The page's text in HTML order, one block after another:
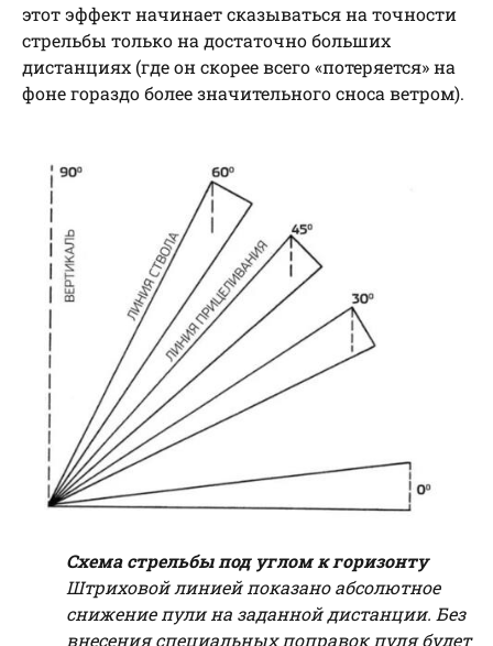
этот эффект начинает сказываться на точности
стрельбы только на достаточно больших
дистанциях (где он скорее всего «потеряется» на
фоне гораздо более значительного сноса ветром).
Схема стрельбы под углом к горизонту
Штриховой линией показано абсолютное
снижение пули на заданной дистанции. Без
внесения специальных поправок пуля будет